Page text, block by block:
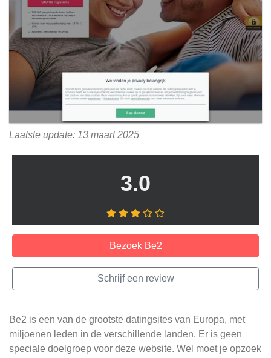
Laatste update: 13 maart 2025
3.0
Bezoek Be2
Schrijf een review
Be2 is een van de grootste datingsites van Europa, met
miljoenen leden in de verschillende landen. Er is geen
speciale doelgroep voor deze website. Wel moet je opzoek